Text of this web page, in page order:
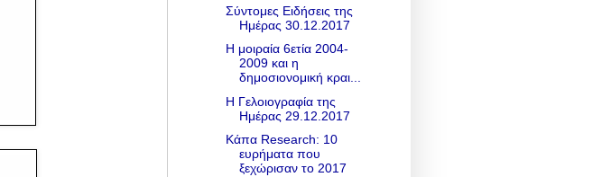
Σύντομες Ειδήσεις της
Ημέρας 30.12.2017
Η μοιραία 6ετία 2004-
2009 και η
δημοσιονομική κραι...
Η Γελοιογραφία της
Ημέρας 29.12.2017
Κάπα Research: 10
ευρήματα που
ξεχώρισαν το 2017